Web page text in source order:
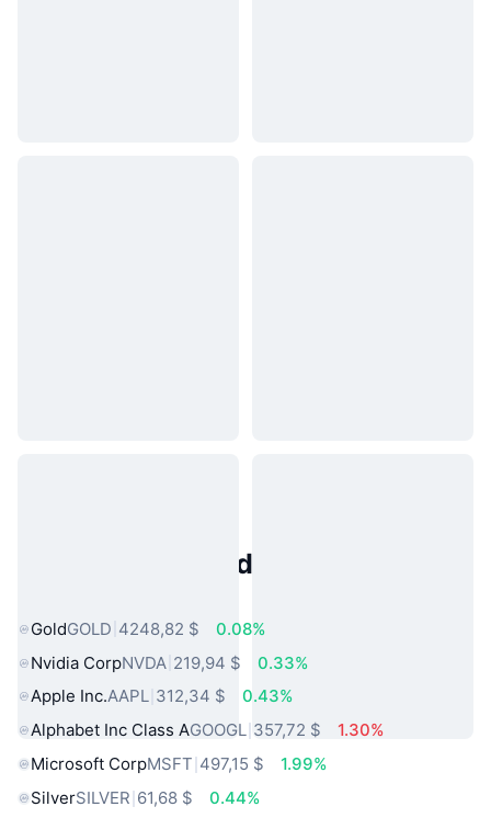
Activos del Mundo Real
GoldGOLD 4248,82 $
0.08%
Nvidia CorpNVDA 219,94 $
0.33%
Apple Inc.AAPL 312,34 $
0.43%
Alphabet Inc Class AGOOGL 357,72 $
1.30%
Microsoft CorpMSFT 497,15 $
1.99%
SilverSILVER 61,68 $ 0.44%